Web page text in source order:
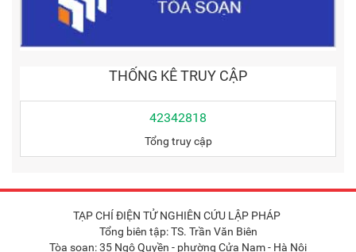
THỐNG KÊ TRUY CẬP
42342818
Tổng truy cập
TẠP CHÍ ĐIỆN TỬ NGHIÊN CỨU LẬP PHÁP
Tổng biên tập: TS. Trần Văn Biên
Tòa soạn: 35 Ngô Quyền - phường Cửa Nam - Hà Nội